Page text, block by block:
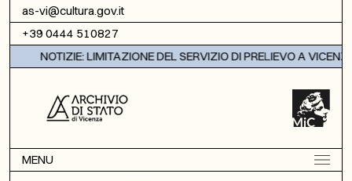
Vai al contenuto
as-vi@cultura.gov.it
+39 0444 510827
NOTIZIE: LIMITAZIONE DEL SERVIZIO DI PRELIEVO A VICENZA
MENU